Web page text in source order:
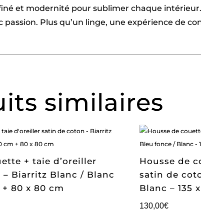
et modernité pour sublimer chaque
passion. Plus qu’un linge, une expérience de
similaires
+ taie d’oreiller
Biarritz Blanc / Blanc
+ 80 x 80 cm
Housse de
satin de
Blanc – 135
130,00€